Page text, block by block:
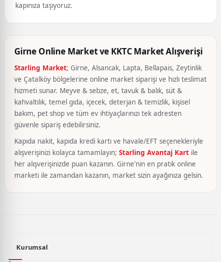
kapınıza taşıyoruz.
Girne Online Market ve KKTC Market Alışverişi
Starling Market; Girne, Alsancak, Lapta, Bellapais, Zeytinlik
ve Çatalköy bölgelerine online market siparişi ve hızlı teslimat
hizmeti sunar. Meyve & sebze, et, tavuk & balık, süt &
kahvaltılık, temel gıda, içecek, deterjan & temizlik, kişisel
bakım, pet shop ve tüm ev ihtiyaçlarınızı tek adresten
güvenle sipariş edebilirsiniz.
Kapıda nakit, kapıda kredi kartı ve havale/EFT seçenekleriyle
alışverişinizi kolayca tamamlayın; Starling Avantaj Kart ile
her alışverişinizde puan kazanın. Girne'nin en pratik online
marketi ile zamandan kazanın, market sizin ayağınıza gelsin.
Kurumsal